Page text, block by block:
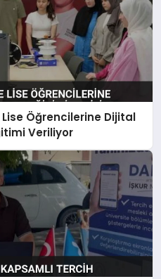
Öğrencilerine Dijital
Veriliyor